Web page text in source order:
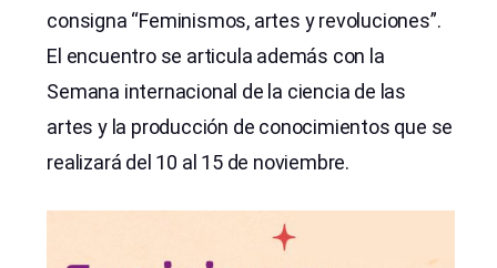
consigna “Feminismos, artes y revoluciones”.
El encuentro se articula además con la
Semana internacional de la ciencia de las
artes y la producción de conocimientos que se
realizará del 10 al 15 de noviembre.